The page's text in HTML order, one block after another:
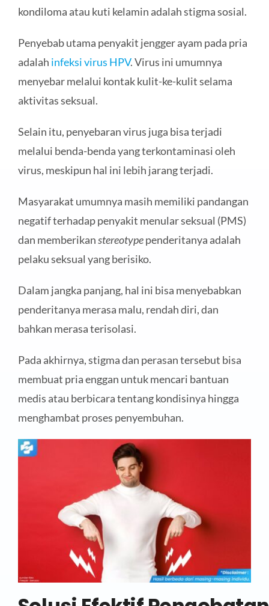
kondiloma atau kuti kelamin adalah stigma sosial.
Penyebab utama penyakit jengger ayam pada pria
adalah infeksi virus HPV. Virus ini umumnya
menyebar melalui kontak kulit-ke-kulit selama
aktivitas seksual.
Selain itu, penyebaran virus juga bisa terjadi
melalui benda-benda yang terkontaminasi oleh
virus, meskipun hal ini lebih jarang terjadi.
Masyarakat umumnya masih memiliki pandangan
negatif terhadap penyakit menular seksual (PMS)
dan memberikanstereotypependeritanya adalah
pelaku seksual yang berisiko.
Dalam jangka panjang, hal ini bisa menyebabkan
penderitanya merasa malu, rendah diri, dan
bahkan merasa terisolasi.
Pada akhirnya, stigma dan perasan tersebut bisa
membuat pria enggan untuk mencari bantuan
medis atau berbicara tentang kondisinya hingga
menghambat proses penyembuhan.